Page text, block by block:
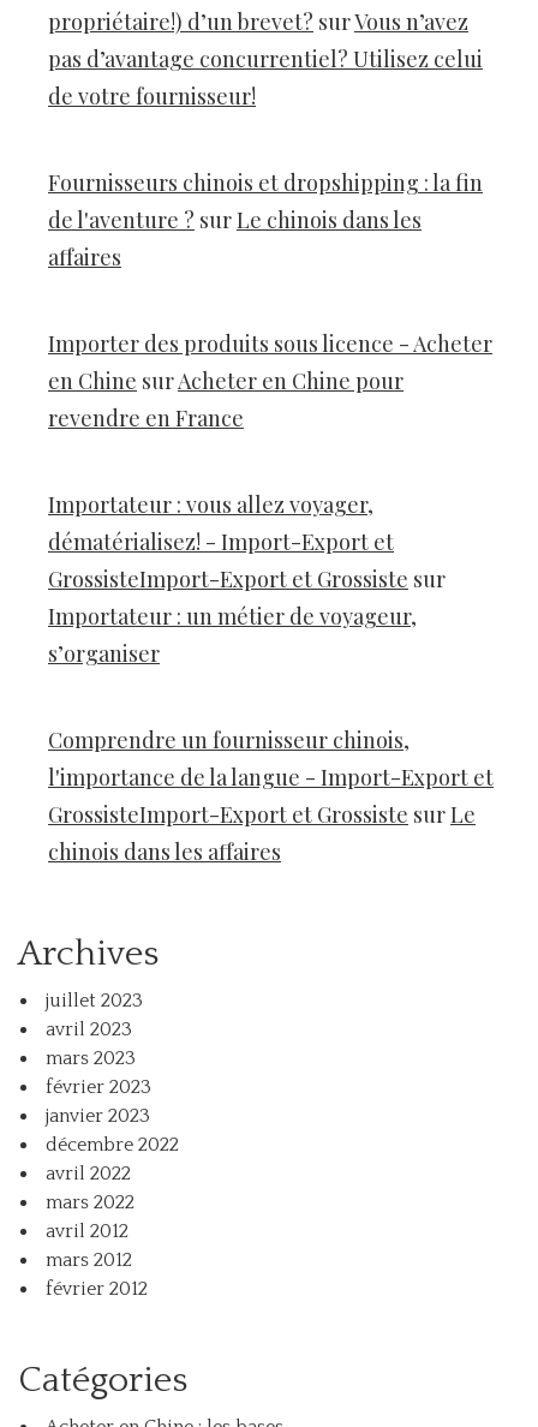
propriétaire!) d’un brevet? surVous n’avez
pas d’avantage concurrentiel? Utilisez celui
de votre fournisseur!
Fournisseurs chinois et dropshipping : la fin
de l'aventure ? surLe chinois dans les
affaires
Importer des produits sous licence - Acheter
en Chine surAcheter en Chine pour
revendre en France
Importateur : vous allez voyager,
dématérialisez! - Import-Export et
GrossisteImport-Export et Grossiste sur
Importateur : un métier de voyageur,
s’organiser
Comprendre un fournisseur chinois,
l'importance de la langue - Import-Export et
GrossisteImport-Export et Grossiste surLe
chinois dans les affaires
Archives
juillet 2023
avril 2023
mars 2023
février 2023
janvier 2023
décembre 2022
avril 2022
mars 2022
avril 2012
mars 2012
février 2012
Catégories